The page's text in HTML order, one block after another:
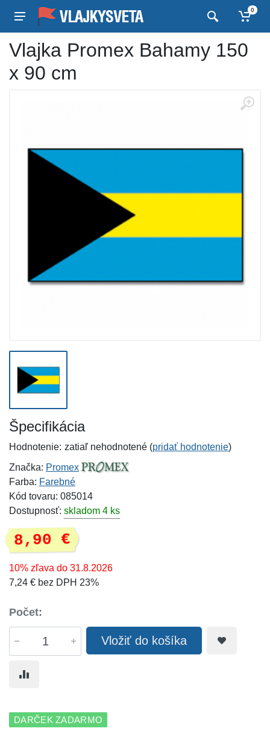
0
Vlajka Promex Bahamy 150
x 90 cm
Špecifikácia
Hodnotenie: zatiaľ nehodnotené (pridať hodnotenie)
Značka: Promex
Farba: Farebné
Kód tovaru: 085014
Dostupnosť: skladom 4 ks
8,90 €
10% zľava do 31.8.2026
7,24 € bez DPH 23%
Počet:
Vložiť do košíka
DARČEK ZADARMO